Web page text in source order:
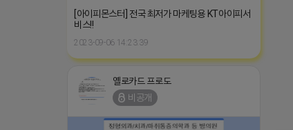
[아이피몬스터] 전국 최저가 마케팅용 KT아이피서
비스!!
2023-09-06 14:23:39
옐로카드 프로도
비공개